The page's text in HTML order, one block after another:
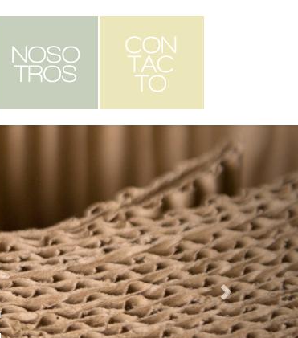
E
DE
PARA